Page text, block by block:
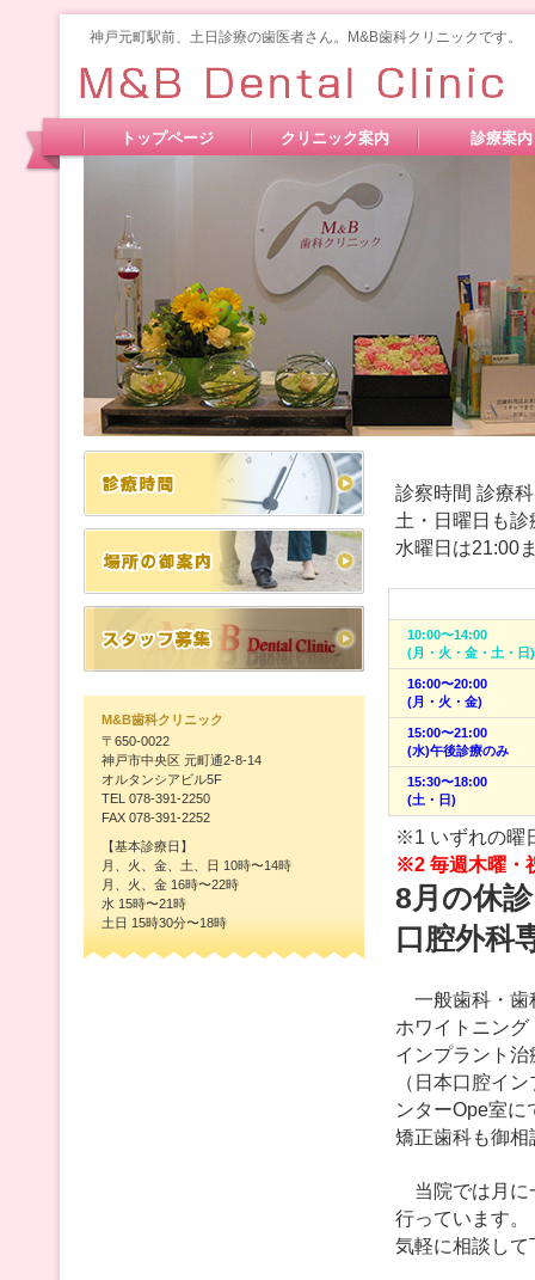
神戸元町駅前、土日診療の歯医者さん。M&B歯科クリニックです。
診察時間 診療
土・日曜日も診
水曜日は21:00
10:00〜14:00
(月・火・金・土・日)
16:00〜20:00
(月・火・金)
15:00〜21:00
(水)午後診療のみ
15:30〜18:00
(土・日)
※1 いずれの曜
※2 毎週木曜・
8月の休
口腔外科
一般歯科・歯
ホワイトニン
インプラント治
（日本口腔イ
ンターOpe室に
矯正歯科も御
当院では月に
行っています。
気軽に相談して
トップページ クリニック案内 診療案内
M&B歯科クリニック
〒 650-0022
神戸市中央区 元町通2-8-14
オルタンシアビル5F
TEL 078-391-2250
FAX 078-391-2252
【基本診療日】
月、火、金、土、日 10時〜14時
月、火、金 16時〜22時
水 15時〜21時
土日 15時30分〜18時